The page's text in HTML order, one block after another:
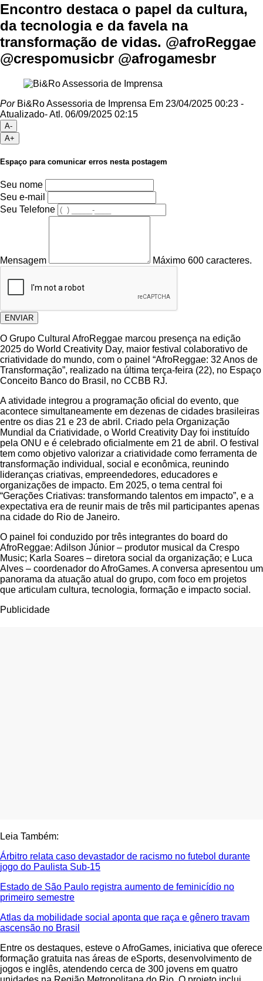
Encontro destaca o papel da cultura,
da tecnologia e da favela na
transformação de vidas. @afroReggae
@crespomusicbr @afrogamesbr
PorBi&Ro Assessoria de Imprensa Em 23/04/2025 00:23 -
Atualizado- Atl. 06/09/2025 02:15
A-
A+
Espaço para comunicar erros nesta postagem
Seu nome
Seu e-mail
Seu Telefone
Mensagem Máximo 600 caracteres.
ENVIAR
O Grupo Cultural AfroReggae marcou presença na edição
2025 do World Creativity Day, maior festival colaborativo de
criatividade do mundo, com o painel “AfroReggae: 32 Anos de
Transformação”, realizado na última terça-feira (22), no Espaço
Conceito Banco do Brasil, no CCBB RJ.
A atividade integrou a programação oficial do evento, que
acontece simultaneamente em dezenas de cidades brasileiras
entre os dias 21 e 23 de abril. Criado pela Organização
Mundial da Criatividade, o World Creativity Day foi instituído
pela ONU e é celebrado oficialmente em 21 de abril. O festival
tem como objetivo valorizar a criatividade como ferramenta de
transformação individual, social e econômica, reunindo
lideranças criativas, empreendedores, educadores e
organizações de impacto. Em 2025, o tema central foi
“Gerações Criativas: transformando talentos em impacto”, e a
expectativa era de reunir mais de três mil participantes apenas
na cidade do Rio de Janeiro.
O painel foi conduzido por três integrantes do board do
AfroReggae: Adilson Júnior – produtor musical da Crespo
Music; Karla Soares – diretora social da organização; e Luca
Alves – coordenador do AfroGames. A conversa apresentou um
panorama da atuação atual do grupo, com foco em projetos
que articulam cultura, tecnologia, formação e impacto social.
Publicidade
Leia Também:
Árbitro relata caso devastador de racismo no futebol durante
jogo do Paulista Sub-15
Estado de São Paulo registra aumento de feminicídio no
primeiro semestre
Atlas da mobilidade social aponta que raça e gênero travam
ascensão no Brasil
Entre os destaques, esteve o AfroGames, iniciativa que oferece
formação gratuita nas áreas de eSports, desenvolvimento de
jogos e inglês, atendendo cerca de 300 jovens em quatro